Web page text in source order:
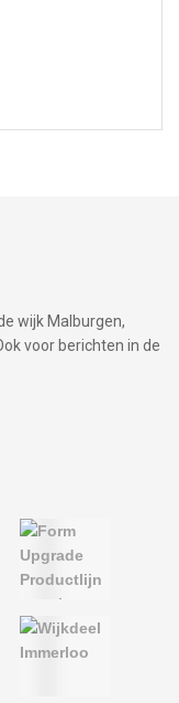
wijk Malburgen,
voor berichten in de